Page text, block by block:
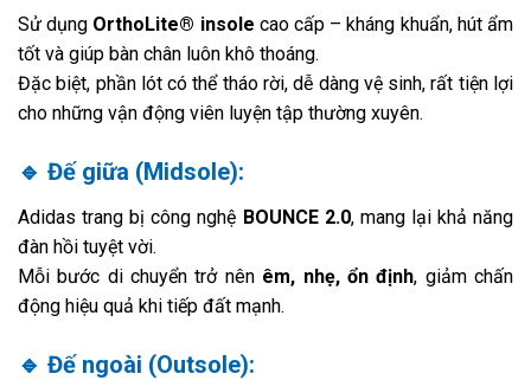
Sử dụng OrthoLite® insole cao cấp – kháng khuẩn, hút ẩm
tốt và giúp bàn chân luôn khô thoáng.
Đặc biệt, phần lót có thể tháo rời, dễ dàng vệ sinh, rất tiện lợi
cho những vận động viên luyện tập thường xuyên.
🔹 Đế giữa (Midsole):
Adidas trang bị công nghệ BOUNCE 2.0, mang lại khả năng
đàn hồi tuyệt vời.
Mỗi bước di chuyển trở nên êm, nhẹ, ổn định, giảm chấn
động hiệu quả khi tiếp đất mạnh.
🔹 Đế ngoài (Outsole):